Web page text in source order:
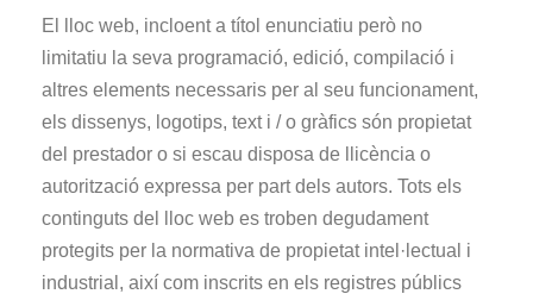
El lloc web, incloent a títol enunciatiu però no
limitatiu la seva programació, edició, compilació i
altres elements necessaris per al seu funcionament,
els dissenys, logotips, text i / o gràfics són propietat
del prestador o si escau disposa de llicència o
autorització expressa per part dels autors. Tots els
continguts del lloc web es troben degudament
protegits per la normativa de propietat intel·lectual i
industrial, així com inscrits en els registres públics